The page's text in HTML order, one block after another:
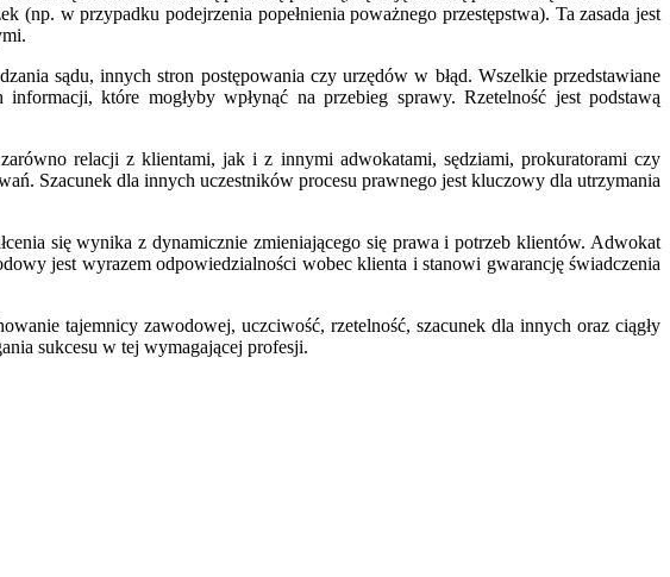
w przypadku podejrzenia popełnienia poważnego przestępstwa). Ta zasada jest
sądu, innych stron postępowania czy urzędów w błąd. Wszelkie przedstawiane
które mogłyby wpłynąć na przebieg sprawy. Rzetelność jest podstawą
relacji z klientami, jak i z innymi adwokatami, sędziami, prokuratorami czy
Szacunek dla innych uczestników procesu prawnego jest kluczowy dla utrzymania
się wynika z dynamicznie zmieniającego się prawa i potrzeb klientów. Adwokat
jest wyrazem odpowiedzialności wobec klienta i stanowi gwarancję świadczenia
tajemnicy zawodowej, uczciwość, rzetelność, szacunek dla innych oraz ciągły
sukcesu w tej wymagającej profesji.